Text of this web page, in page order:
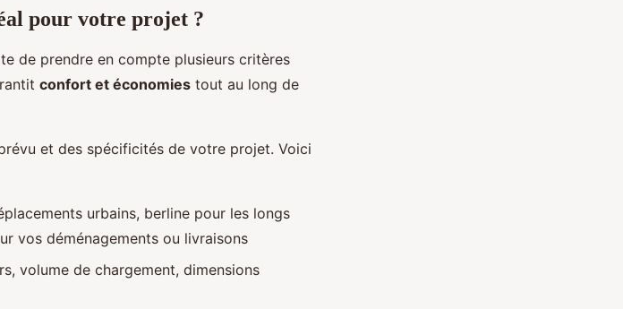
pour votre projet ?
de prendre en compte plusieurs critères
confort et économies tout au long de
et des spécificités de votre projet. Voici
urbains, berline pour les longs
vos déménagements ou livraisons
volume de chargement, dimensions